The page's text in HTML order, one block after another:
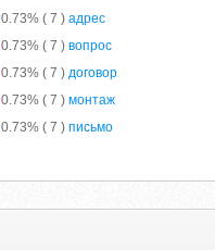
0.73% ( 7 ) адрес
0.73% ( 7 ) вопрос
0.73% ( 7 ) договор
0.73% ( 7 ) монтаж
0.73% ( 7 ) письмо